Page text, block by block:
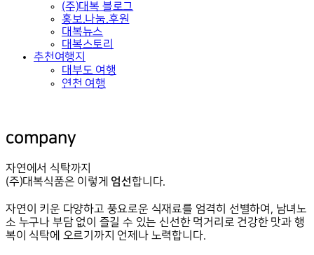
(주)대복 블로그
홍보.나눔.후원
대복뉴스
대복스토리
추천여행지
대부도 여행
연천 여행
company
자연에서 식탁까지
(주)대복식품은 이렇게 엄선합니다.
자연이 키운 다양하고 풍요로운 식재료를 엄격히 선별하여, 남녀노
소 누구나 부담 없이 즐길 수 있는 신선한 먹거리로 건강한 맛과 행
복이 식탁에 오르기까지 언제나 노력합니다.